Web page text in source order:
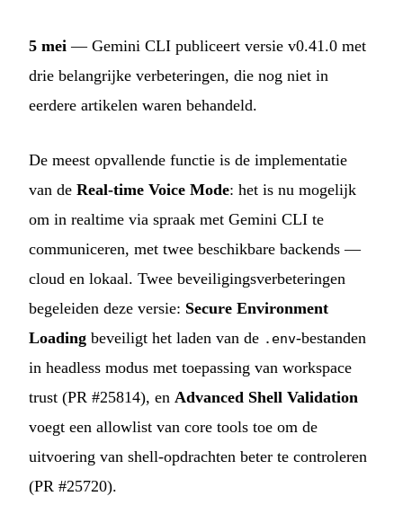
5 mei — Gemini CLI publiceert versie v0.41.0 met
drie belangrijke verbeteringen, die nog niet in
eerdere artikelen waren behandeld.
De meest opvallende functie is de implementatie
van de Real-time Voice Mode: het is nu mogelijk
om in realtime via spraak met Gemini CLI te
communiceren, met twee beschikbare backends —
cloud en lokaal. Twee beveiligingsverbeteringen
begeleiden deze versie: Secure Environment
Loading beveiligt het laden van de .env-bestanden
in headless modus met toepassing van workspace
trust (PR #25814), en Advanced Shell Validation
voegt een allowlist van core tools toe om de
uitvoering van shell-opdrachten beter te controleren
(PR #25720).